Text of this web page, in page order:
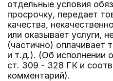
отдельные условия
просрочку, передает
качества,
или оказывает услуги,
(частично) оплачивает
и т.д.). (Об исполнении
ст. 309 - 328 ГК и
комментарий).